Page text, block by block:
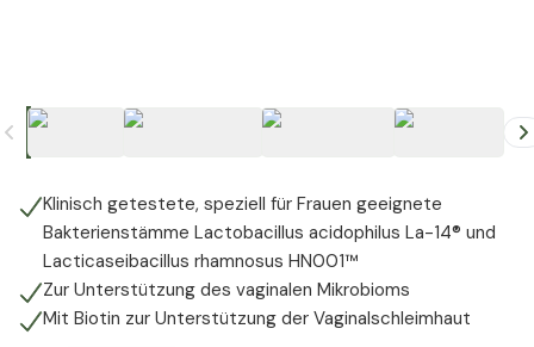
Klinisch getestete, speziell für Frauen geeignete
Bakterienstämme Lactobacillus acidophilus La-14® und
Lacticaseibacillus rhamnosus HN001™
Zur Unterstützung des vaginalen Mikrobioms
Mit Biotin zur Unterstützung der Vaginalschleimhaut